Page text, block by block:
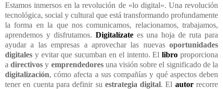
Estamos inmersos en la revolución de «lo digital». Una revolución
tecnológica, social y cultural que está transformando profundamente
la forma en la que nos comunicamos, relacionamos, trabajamos,
aprendemos y disfrutamos. Digitalízatees una hoja de ruta para
ayudar a las empresas a aprovechar las nuevas oportunidades
digitales y evitar que sucumban en el intento. Ellibro proporciona
adirectivos y emprendedoresuna visión sobre el significado de la
digitalización, cómo afecta a sus compañías y qué aspectos deben
tener en cuenta para definir su estrategia digital. El autorrecorre